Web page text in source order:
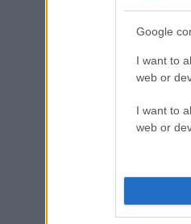
Google
I want to
web or
I want to
web or